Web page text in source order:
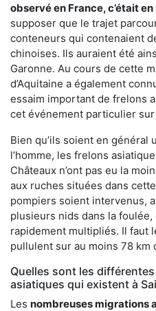
observé en France, c’était
supposer que le trajet
conteneurs qui contenaient
chinoises. Ils auraient été
Garonne. Au cours de cette
d’Aquitaine a également
essaim important de frelons
cet événement particulier
Bien qu’ils soient en
l’homme, les frelons
Châteaux n’ont pas eu la
aux ruches situées dans
pompiers soient intervenus,
plusieurs nids dans la
rapidement multipliés. Il faut
pullulent sur au moins 78 km
Quelles sont les
asiatiques qui existent à
Les nombreuses migrations